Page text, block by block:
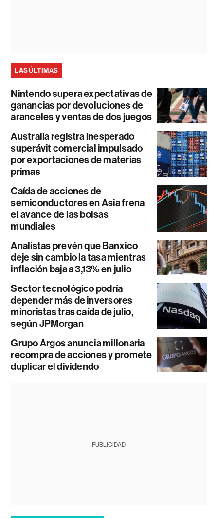
LAS ÚLTIMAS
Nintendo supera expectativas de
ganancias por devoluciones de
aranceles y ventas de dos juegos
Australia registra inesperado
superávit comercial impulsado
por exportaciones de materias
primas
Caída de acciones de
semiconductores en Asia frena
el avance de las bolsas
mundiales
Analistas prevén que Banxico
deje sin cambio la tasa mientras
inflación baja a 3,13% en julio
Sector tecnológico podría
depender más de inversores
minoristas tras caída de julio,
según JPMorgan
Grupo Argos anuncia millonaria
recompra de acciones y promete
duplicar el dividendo
PUBLICIDAD